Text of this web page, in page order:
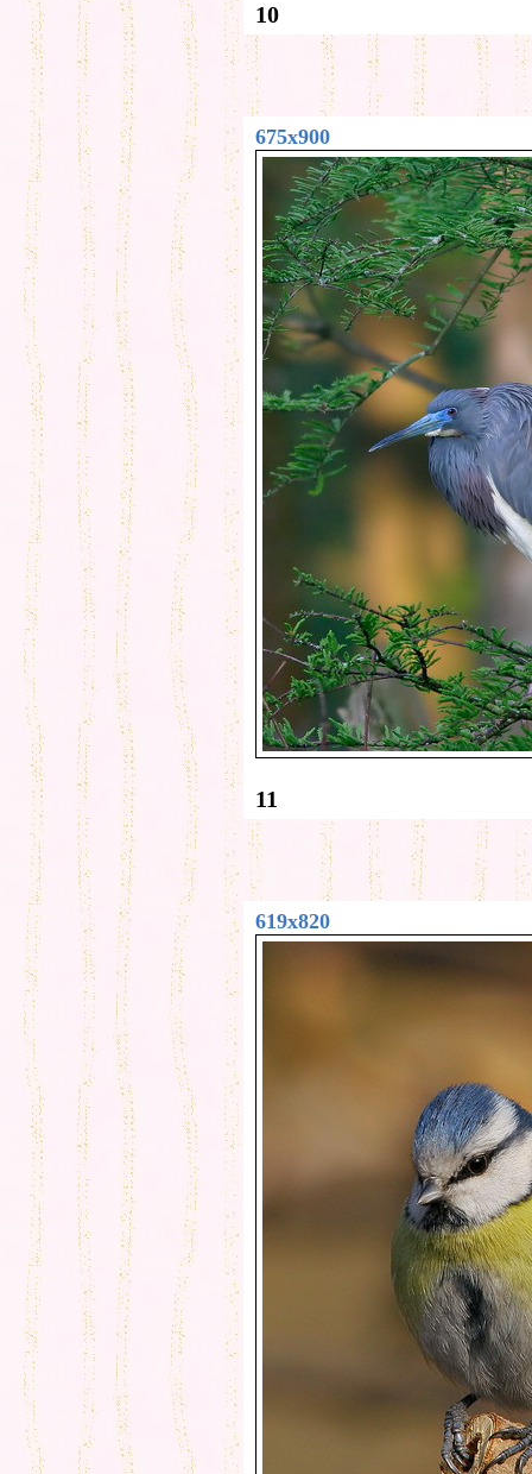
10
675x900
11
619x820